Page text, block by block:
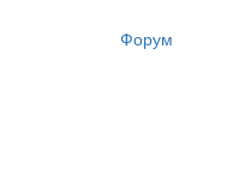
Форум